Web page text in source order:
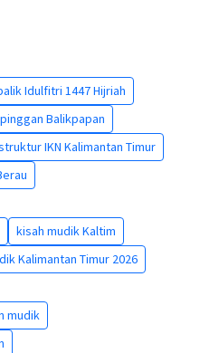
Idulfitri 1447 Hijriah
Balikpapan
IKN Kalimantan Timur
kisah mudik Kaltim
Kalimantan Timur 2026
mudik